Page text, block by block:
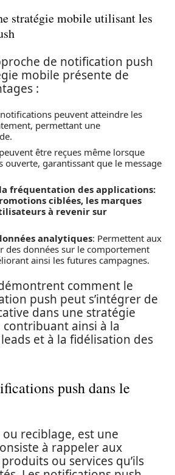
stratégie mobile utilisant les
de notification push
mobile présente de
:
peuvent atteindre les
permettant une
être reçues même lorsque
ouverte, garantissant que le message
fréquentation des applications:
ciblées, les marques
à revenir sur
analytiques: Permettent aux
des données sur le comportement
ainsi les futures campagnes.
comment le
push peut s’intégrer de
dans une stratégie
ainsi à la
et à la fidélisation des
push dans le
ou reciblage, est une
à rappeler aux
ou services qu’ils